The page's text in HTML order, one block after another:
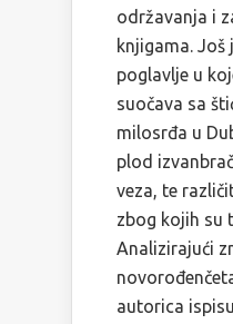
održavanja i
knjigama. Još
poglavlje u
suočava sa
milosrđa u
plod
veza, te
zbog kojih su
Analizirajući
autorica